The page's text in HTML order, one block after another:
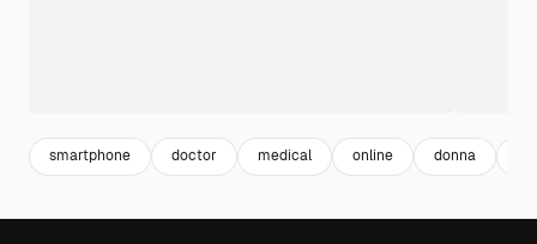
smartphone doctor medical online donna